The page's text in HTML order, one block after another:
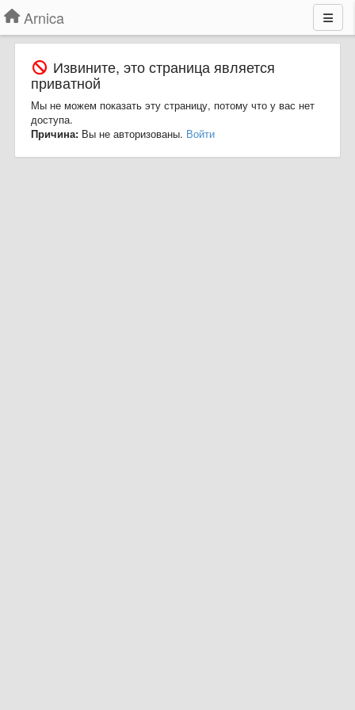
Arnica
Извините, это страница является
приватной
Мы не можем показать эту страницу, потому что у вас нет
доступа.
Причина: Вы не авторизованы. Войти